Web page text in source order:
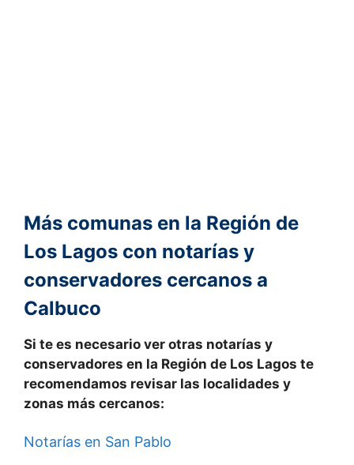
Más comunas en la Región de
Los Lagos con notarías y
conservadores cercanos a
Calbuco
Si te es necesario ver otras notarías y
conservadores en la Región de Los Lagos te
recomendamos revisar las localidades y
zonas más cercanos:
Notarías en San Pablo